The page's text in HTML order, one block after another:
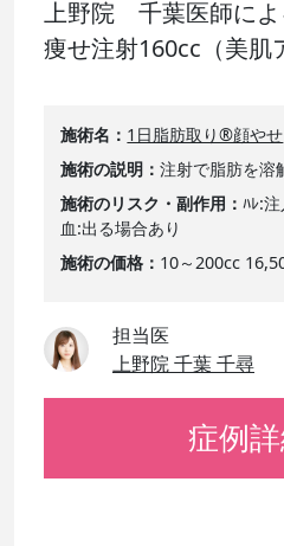
上野院 千葉医師に
痩せ注射160cc（美肌
施術名
1日脂肪取り®顔やせ
施術の説明
注射で脂肪を溶
施術のリスク・副作用
ﾊﾚ:
血:出る場合あり
施術の価格
10～200cc
担当医
上野院 千葉 千尋
症例